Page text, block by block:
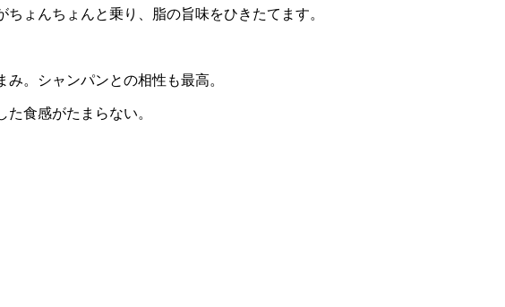
ょんちょんと乗り、脂の旨味をひきたてます。
。シャンパンとの相性も最高。
食感がたまらない。